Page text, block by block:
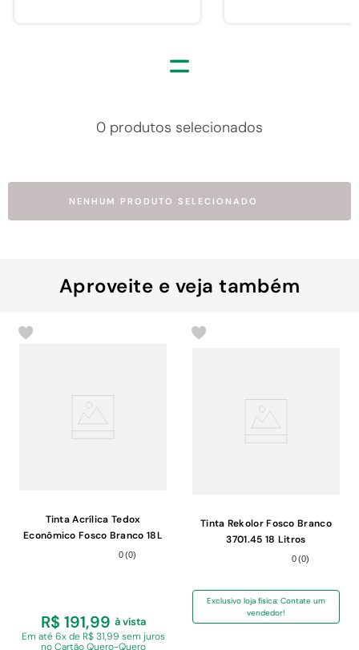
=
0 produtos selecionados
NENHUM PRODUTO SELECIONADO
Aproveite e veja também
Tinta Acrílica Tedox
Econômico Fosco Branco 18L
0(0)
R$ 191,99 à vista
Em até 6x de R$ 31,99 sem juros
no Cartão Quero-Quero
Tinta Rekolor Fosco Branco
3701.45 18 Litros
0(0)
Exclusivo loja física: Contate um
vendedor!